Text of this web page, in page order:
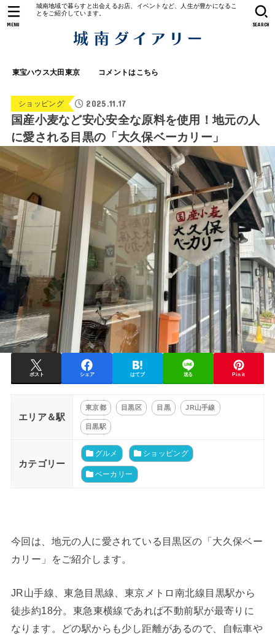
城南地域で暮らすと出会えるお店、イベントなど、人生が豊かになるこ
とをご紹介しています。
東宝ハウス大田東京 コメントはこちら
SEARCH
MENU
ショッピング 2025.11.17
国産小麦など安心安全な原料を使用！地元の人
に愛される目黒の「大久保ベーカリー」
ポスト シェア はてブ 送る Pin it
エリア＆駅
東京都 目黒区 目黒 JR山手線
目黒駅
カテゴリー
グルメ ショッピング
ベーカリー
今回は、地元の人に愛されている目黒区の「大久保ベー
カリー」をご紹介します。
JR山手線、東急目黒線、東京メトロ南北線目黒駅から
徒歩約18分。東急東横線であれば不動前駅が最寄りに
なります。どの駅からも少し距離があるので、自転車や